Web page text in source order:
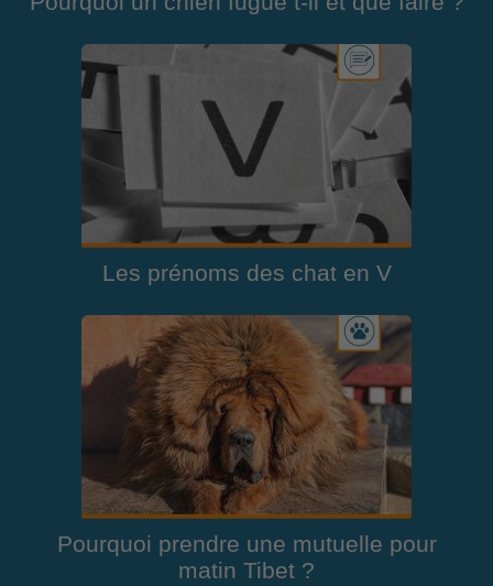
Les prénoms des chat en V
Pourquoi prendre une mutuelle pour
matin Tibet ?